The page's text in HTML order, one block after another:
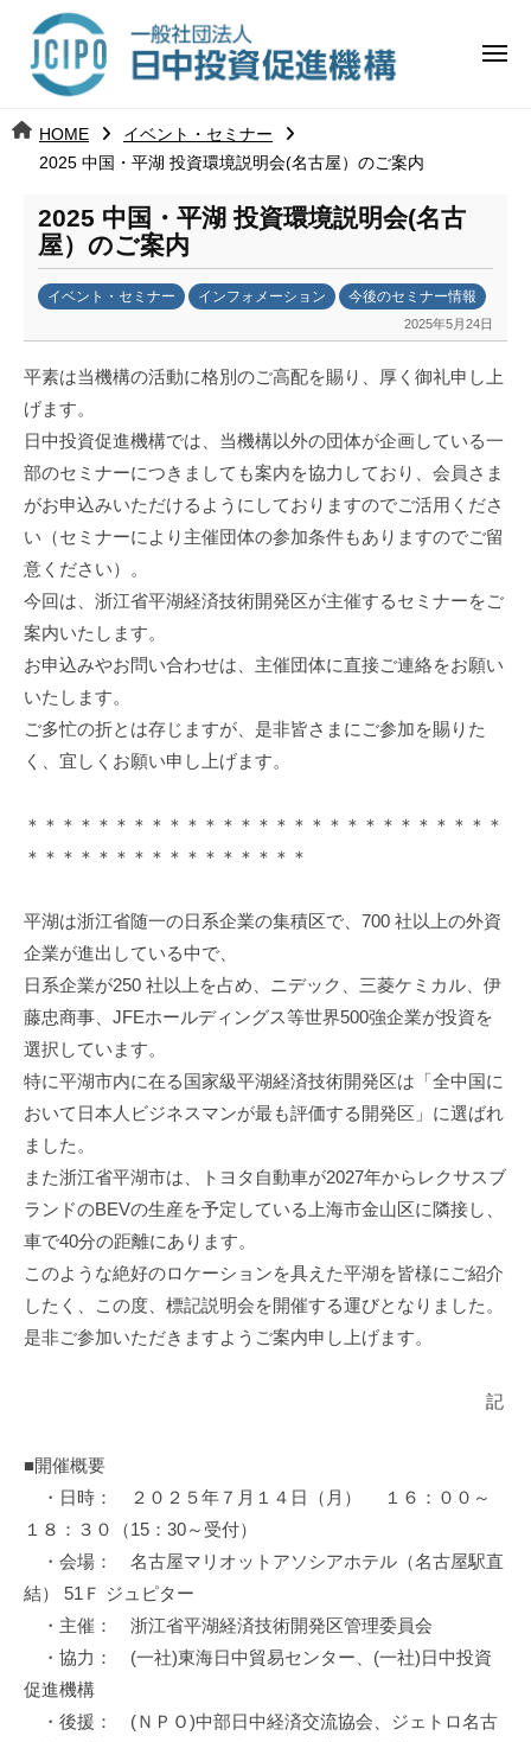
ツ 日
投
資
促
進
機
構
j
メ
HOME
イベント・セミナー
2025 中国・平湖 投資環境説明会(名古屋）のご案内
2025 中国・平湖 投資環境説明会(名古
屋）のご案内
イベント・セミナー インフォメーション 今後のセミナー情報
2025年5月24日
日
中
投
資
促
構
(
j
c
i
p
平素は当機構の活動に格別のご高配を賜り、厚く御礼申し上
げます。
日中投資促進機構では、当機構以外の団体が企画している一
部のセミナーにつきましても案内を協力しており、会員さま
がお申込みいただけるようにしておりますのでご活用くださ
い（セミナーにより主催団体の参加条件もありますのでご留
意ください）。
今回は、浙江省平湖経済技術開発区が主催するセミナーをご
案内いたします。
お申込みやお問い合わせは、主催団体に直接ご連絡をお願い
いたします。
ご多忙の折とは存じますが、是非皆さまにご参加を賜りた
く、宜しくお願い申し上げます。
＊＊＊＊＊＊＊＊＊＊＊＊＊＊＊＊＊＊＊＊＊＊＊＊＊＊＊
＊＊＊＊＊＊＊＊＊＊＊＊＊＊＊＊
平湖は浙江省随一の日系企業の集積区で、700 社以上の外資
企業が進出している中で、
日系企業が250 社以上を占め、ニデック、三菱ケミカル、伊
藤忠商事、JFEホールディングス等世界500強企業が投資を
選択しています。
特に平湖市内に在る国家級平湖経済技術開発区は「全中国に
おいて日本人ビジネスマンが最も評価する開発区」に選ばれ
ました。
また浙江省平湖市は、トヨタ自動車が2027年からレクサスブ
ランドのBEVの生産を予定している上海市金山区に隣接し、
車で40分の距離にあります。
このような絶好のロケーションを具えた平湖を皆様にご紹介
したく、この度、標記説明会を開催する運びとなりました。
是非ご参加いただきますようご案内申し上げます。
記
■開催概要
・日時： ２０２５年７月１４日（月） １６：００～
１８：３０（15：30～受付）
・会場： 名古屋マリオットアソシアホテル（名古屋駅直
結） 51Ｆ ジュピター
・主催： 浙江省平湖経済技術開発区管理委員会
・協力： (一社)東海日中貿易センター、(一社)日中投資
促進機構
・後援： (ＮＰＯ)中部日中経済交流協会、ジェトロ名古
日
中
資
進
機
構